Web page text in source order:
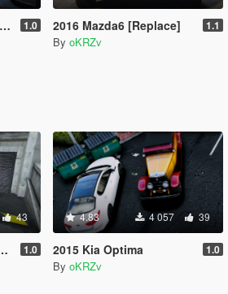
1.0 2016 Mazda6 [Replace] 1.1
By oKRZv
43
1.0
4.83 4 057 39
2015 Kia Optima 1.0
By oKRZv